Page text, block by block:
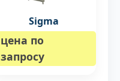
Sigma
цена по
запросу